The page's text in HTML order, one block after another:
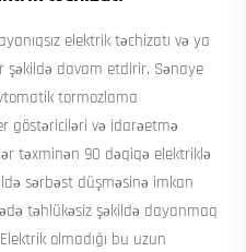
elektrik təchizatı və ya
davam etdirir. Sənaye
tormozlama
göstəriciləri və idarəetmə
təxminən 90 dəqiqə elektriklə
sərbəst düşməsinə imkan
təhlükəsiz şəkildə dayanmaq
olmadığı bu uzun